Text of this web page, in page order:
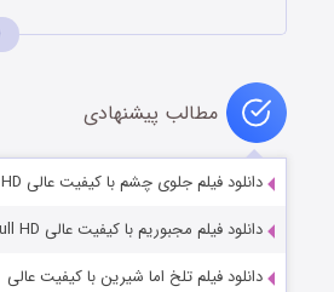
مطالب پیشنهادی
دانلود فیلم جلوی چشم با کیفیت عالی Full HD
دانلود فیلم مجبوریم با کیفیت عالی Full HD
دانلود فیلم تلخ اما شیرین با کیفیت عالی